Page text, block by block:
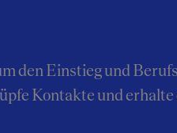
den Einstieg und
Kontakte und